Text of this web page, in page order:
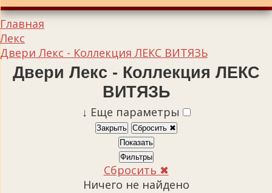
Главная
Лекс
Двери Лекс - Коллекция ЛЕКС ВИТЯЗЬ
Двери Лекс - Коллекция ЛЕКС
ВИТЯЗЬ
↓ Еще параметры
Закрыть
Сбросить ✖
Показать
Фильтры
Сбросить ✖
Ничего не найдено